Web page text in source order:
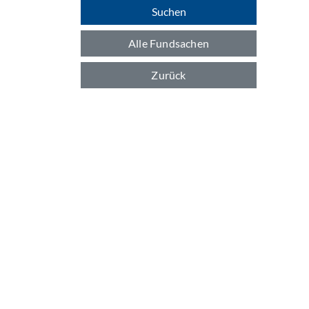
Suchen
Alle Fundsachen
Zurück